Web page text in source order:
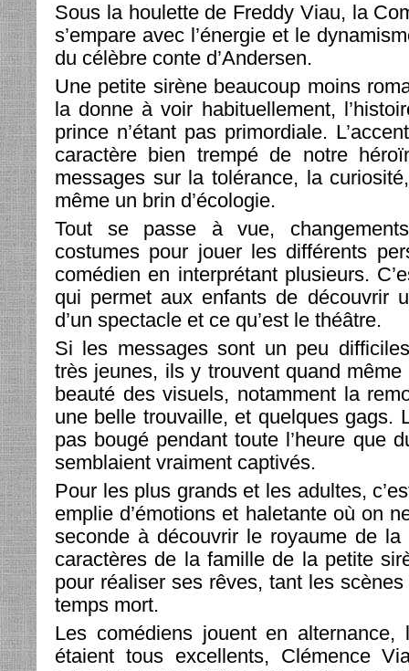
Sous la houlette de Freddy Viau, la
s’empare avec l’énergie et le
du célèbre conte d’Andersen.
Une petite sirène beaucoup moins
la donne à voir habituellement,
prince n’étant pas primordiale.
caractère bien trempé de notre
messages sur la tolérance, la
même un brin d’écologie.
Tout se passe à vue,
costumes pour jouer les différents
comédien en interprétant plusieurs.
qui permet aux enfants de découvrir
d’un spectacle et ce qu’est le théâtre.
Si les messages sont un peu
très jeunes, ils y trouvent quand
beauté des visuels, notamment la
une belle trouvaille, et quelques gags.
pas bougé pendant toute l’heure que
semblaient vraiment captivés.
Pour les plus grands et les adultes,
emplie d’émotions et haletante où on
seconde à découvrir le royaume de la
caractères de la famille de la petite
pour réaliser ses rêves, tant les scènes
temps mort.
Les comédiens jouent en
étaient tous excellents, Clémence